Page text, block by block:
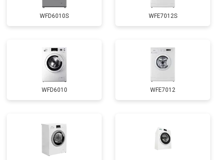
Замена сливного насоса от 3450 ₽ Заказать
Замена УБЛ от 2100 ₽
Замена приводного ремня
WFD6010S WFE7012S
WFD6010 WFE7012